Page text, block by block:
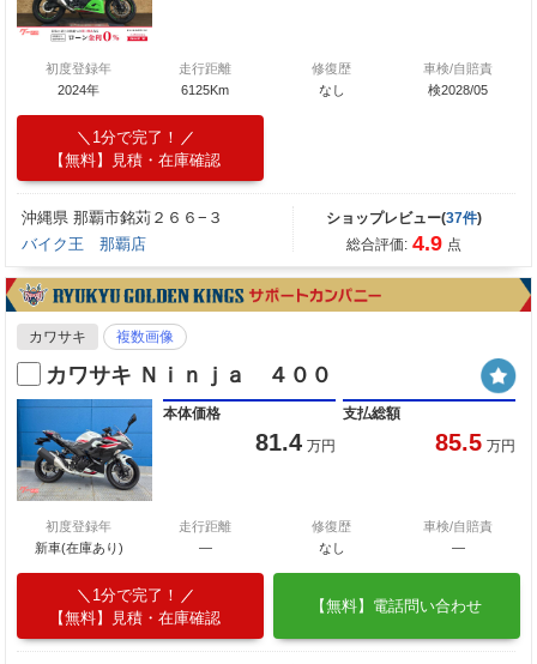
初度登録年
2024年
走行距離
6125Km
修復歴
なし
車検/自賠責
検2028/05
1分で完了！
【無料】見積・在庫確認
沖縄県 那覇市銘苅２６６−３
バイク王 那覇店
ショップレビュー(37件)
総合評価: 4.9 点
カワサキ 複数画像
カワサキ Ｎｉｎｊａ ４００
本体価格
81.4 万円
支払総額
85.5 万円
初度登録年
新車(在庫あり)
走行距離
―
修復歴
なし
車検/自賠責
―
1分で完了！
【無料】見積・在庫確認
【無料】電話問い合わせ